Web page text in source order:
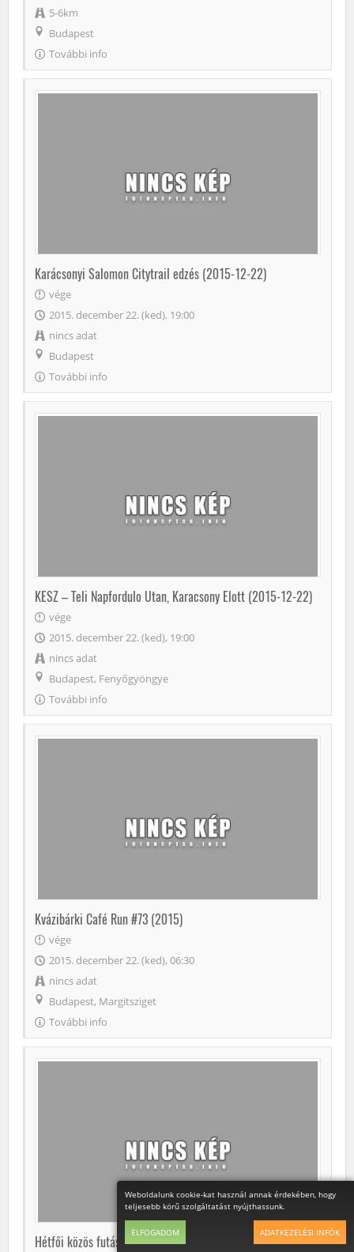
5-6km
Budapest
További info
Karácsonyi Salomon Citytrail edzés (2015-12-22)
vége
2015. december 22. (ked), 19:00
nincs adat
Budapest
További info
KESZ – Teli Napfordulo Utan, Karacsony Elott (2015-12-22)
vége
2015. december 22. (ked), 19:00
nincs adat
Budapest, Fenyőgyöngye
További info
Kvázibárki Café Run #73 (2015)
vége
2015. december 22. (ked), 06:30
nincs adat
Budapest, Margitsziget
További info
Hétfői közös futás (lehet Eszti nélkül) (2015-12-21)
Weboldalunk cookie-kat használ annak érdekében, hogy
teljesebb körű szolgáltatást nyújthassunk.
ADATKEZELÉSI INFÓK
ELFOGADOM